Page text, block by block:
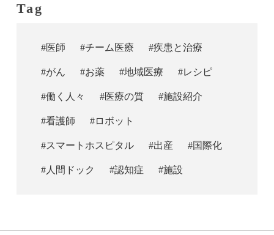
Tag
#医師 #チーム医療 #疾患と治療
#がん #お薬 #地域医療 #レシピ
#働く人々 #医療の質 #施設紹介
#看護師 #ロボット
#スマートホスピタル #出産 #国際化
#人間ドック #認知症 #施設